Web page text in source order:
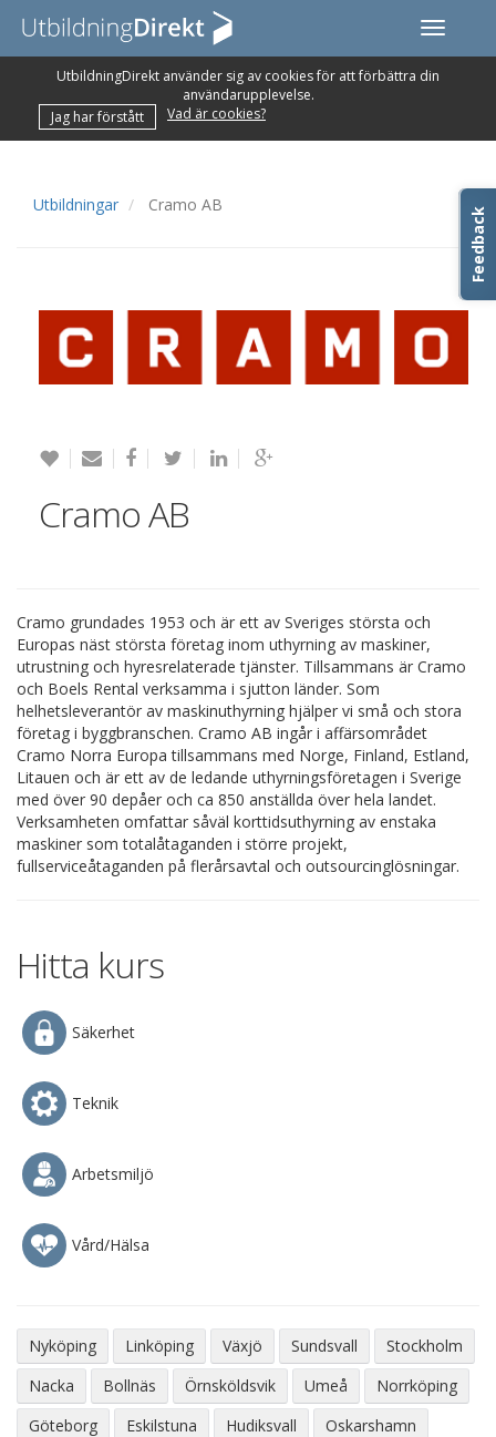
Feedback
Toggle
UtbildningDirekt använder sig av cookies för att förbättra din
användarupplevelse.
Jag har förstått
Vad är cookies?
Utbildningar Cramo AB
Cramo AB
Cramo grundades 1953 och är ett av Sveriges största och
Europas näst största företag inom uthyrning av maskiner,
utrustning och hyresrelaterade tjänster. Tillsammans är Cramo
och Boels Rental verksamma i sjutton länder. Som
helhetsleverantör av maskinuthyrning hjälper vi små och stora
företag i byggbranschen. Cramo AB ingår i affärsområdet
Cramo Norra Europa tillsammans med Norge, Finland, Estland,
Litauen och är ett av de ledande uthyrningsföretagen i Sverige
med över 90 depåer och ca 850 anställda över hela landet.
Verksamheten omfattar såväl korttidsuthyrning av enstaka
maskiner som totalåtaganden i större projekt,
fullserviceåtaganden på flerårsavtal och outsourcinglösningar.
Hitta kurs
Säkerhet
Teknik
Arbetsmiljö
Vård/Hälsa
Nyköping Linköping Växjö Sundsvall
Stockholm
Nacka
Bollnäs Örnsköldsvik Umeå
Norrköping
Göteborg
Eskilstuna Hudiksvall
Oskarshamn